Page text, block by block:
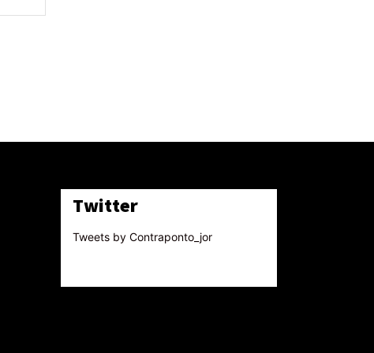
Twitter
Tweets by Contraponto_jor